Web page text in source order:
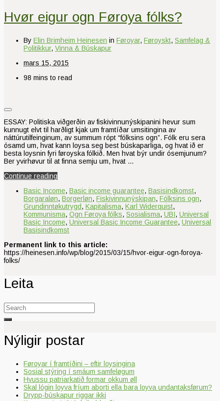
Hvør eigur ogn Føroya fólks?
By Elin Brimheim Heinesen in Føroyar, Føroyskt, Samfelag &
Politikkur, Vinna & Búskapur
mars 15, 2015
98 mins to read
ESSAY: Politiska viðgerðin av fiskivinnunýskipanini hevur sum
kunnugt elvt til harðligt kjak um framtíðar umsitingina av
náttúrutilfeinginum, av summum rópt “fólksins ogn”. Fólk eru sera
ósamd um, hvat kann loysa seg best búskaparliga, og hvat ið er
besta loysnin fyri føroyska fólkið. Men hvat býr undir ósemjunum?
Ber yvirhøvur til at finna semju um, hvat …
Continue reading
Basic Income, Basic income guarantee, Basisindkomst,
Borgaraløn, Borgerløn, Fiskivinnunýskipan, Fólksins ogn,
Grundinntøkutrygd, Kapitalisma, Karl Widerquist,
Kommunisma, Ogn Føroya fólks, Sosialisma, UBI, Universal
Basic Income, Universal Basic Income Guarantee, Universal
Basisindkomst
Permanent link to this article:
https://heinesen.info/wp/blog/2015/03/15/hvor-eigur-ogn-foroya-
folks/
Leita
Search
for:
Nýligir postar
Føroyar í framtíðini – eftir loysingina
Sosial stýring í smáum samfeløgum
Hvussu patriarkatið formar okkum øll
Skal lógin loyva fríum aborti ella bara loyva undantaksførum?
Drypp-búskapur riggar ikki